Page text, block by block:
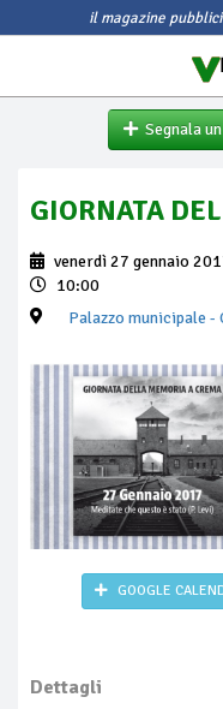
il magazine
Segnala un
GIORNATA
venerdì 27 gennaio
10:00
Palazzo municipale -
GOOGLE
Dettagli